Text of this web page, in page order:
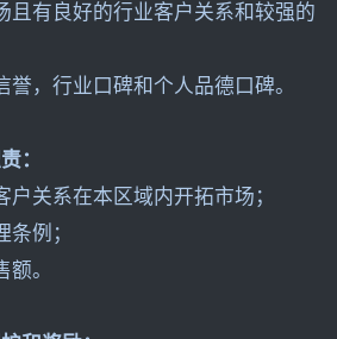
且有良好的行业客户关系和较强的
誉，行业口碑和个人品德口碑。
：
户关系在本区域内开拓市场；
例；
。